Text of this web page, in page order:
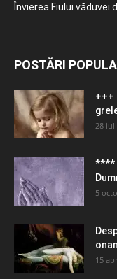
Învierea Fiului văduvei
POSTĂRI
+++
28
****
5
15